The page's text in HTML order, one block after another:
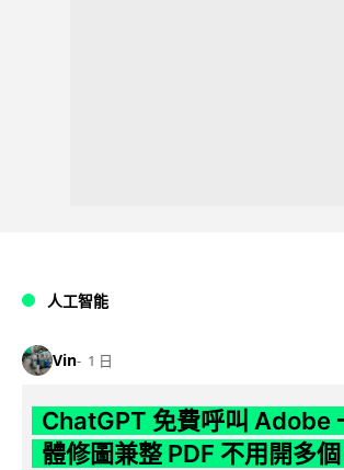
人工智能
Vin 1 日
ChatGPT 免費呼叫 Adobe
體修圖兼整 PDF 不用開多